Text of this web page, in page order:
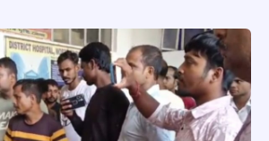
o
o
k
A
p
p
d
s
a
m